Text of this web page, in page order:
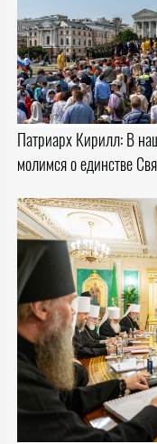
Патриарх Кирилл: В
молимся о единстве